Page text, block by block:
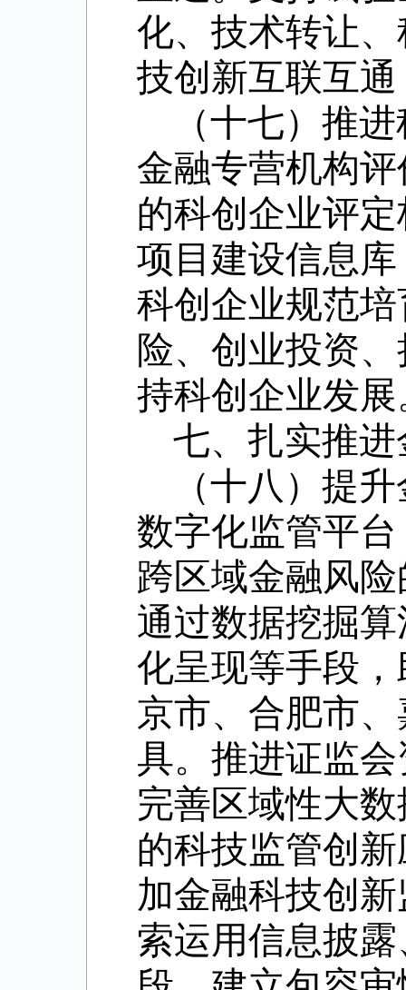
化、技术转让
技创新互联互
（十七）推
金融专营机构
的科创企业评
项目建设信息
科创企业规范
险、创业投资
持科创企业发展
七、扎实推
（十八）提
数字化监管平
跨区域金融风
通过数据挖掘
化呈现等手段
京市、合肥市
具。推进证监
完善区域性大
的科技监管创
加金融科技创
索运用信息披